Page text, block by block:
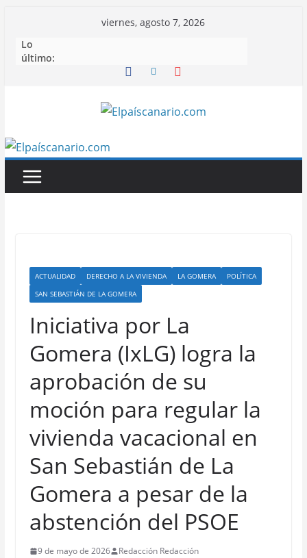
contenido
viernes, agosto 7, 2026
Lo
último:
ACTUALIDAD DERECHO A LA VIVIENDA LA GOMERA
POLÍTICA
SAN SEBASTIÁN DE LA GOMERA
Iniciativa por La
Gomera (IxLG) logra la
aprobación de su
moción para regular la
vivienda vacacional en
San Sebastián de La
Gomera a pesar de la
abstención del PSOE
9 de mayo de 2026 Redacción Redacción